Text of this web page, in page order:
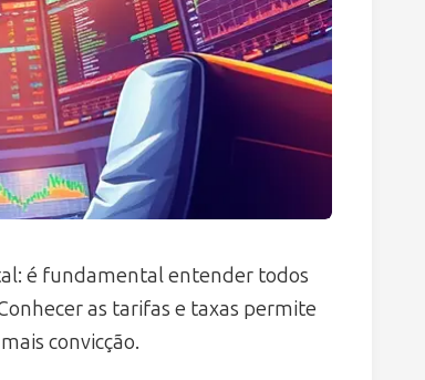
é fundamental entender todos
as tarifas e taxas permite
convicção.